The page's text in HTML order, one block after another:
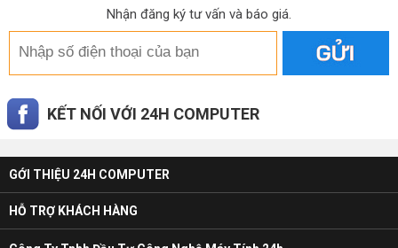
Nhận đăng ký tư vấn và báo giá.
KẾT NỐI VỚI 24H COMPUTER
GỚI THIỆU 24H COMPUTER
HỖ TRỢ KHÁCH HÀNG